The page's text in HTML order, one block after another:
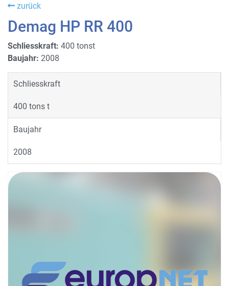
zurück
Demag HP RR 400
Schliesskraft: 400 tonst
Baujahr: 2008
Schliesskraft
400 tons t
Baujahr
2008